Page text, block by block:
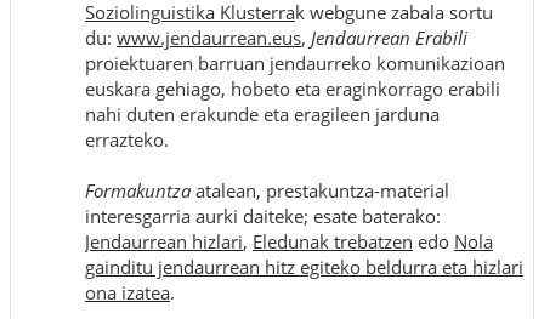
Soziolinguistika Klusterrak webgune zabala sortu
du: www.jendaurrean.eus, Jendaurrean Erabili
proiektuaren barruan jendaurreko komunikazioan
euskara gehiago, hobeto eta eraginkorrago erabili
nahi duten erakunde eta eragileen jarduna
errazteko.
Formakuntza atalean, prestakuntza-material
interesgarria aurki daiteke; esate baterako:
Jendaurrean hizlari, Eledunak trebatzen edo Nola
gainditu jendaurrean hitz egiteko beldurra eta hizlari
ona izatea.